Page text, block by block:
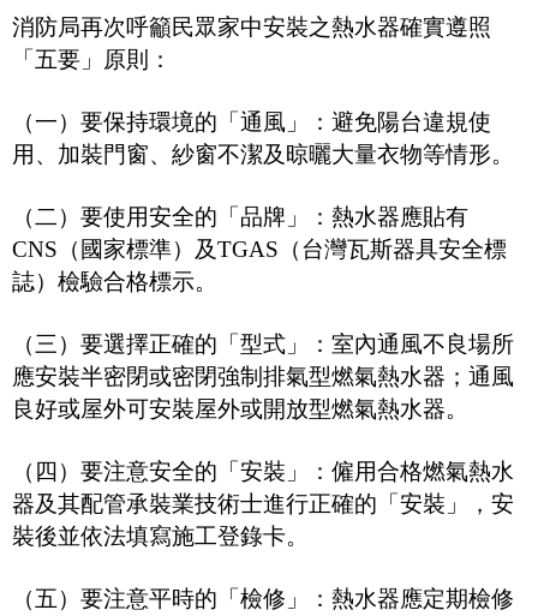
消防局再次呼籲民眾家中安裝之熱水器確實遵照
「五要」原則：
（一）要保持環境的「通風」：避免陽台違規使
用、加裝門窗、紗窗不潔及晾曬大量衣物等情形。
（二）要使用安全的「品牌」：熱水器應貼有
CNS （國家標準）及TGAS （台灣瓦斯器具安全標
誌）檢驗合格標示。
（三）要選擇正確的「型式」：室內通風不良場所
應安裝半密閉或密閉強制排氣型燃氣熱水器；通風
良好或屋外可安裝屋外或開放型燃氣熱水器。
（四）要注意安全的「安裝」：僱用合格燃氣熱水
器及其配管承裝業技術士進行正確的「安裝」，安
裝後並依法填寫施工登錄卡。
（五）要注意平時的「檢修」：熱水器應定期檢修